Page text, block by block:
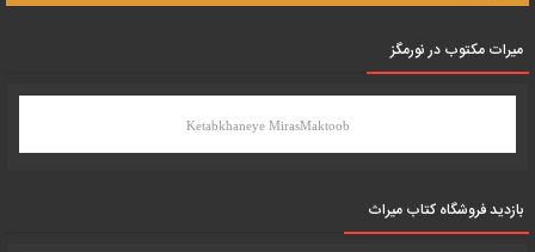
میرات مکتوب در نورمگز
Ketabkhaneye MirasMaktoob
بازدید فروشگاه کتاب میراث